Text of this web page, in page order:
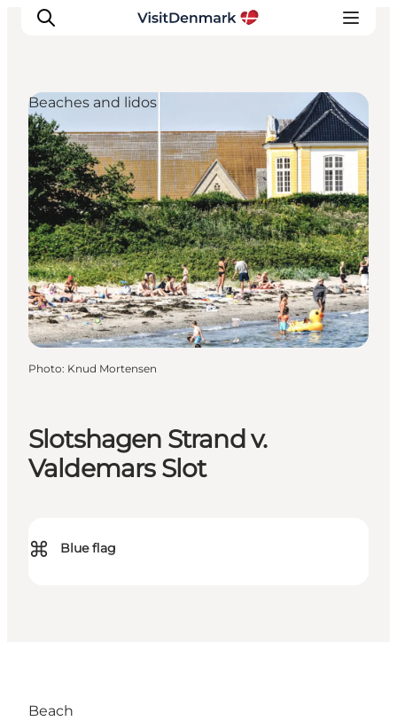
Inspirations
Destinations
Quoi faire
Hébergements
Planifiez votre voyage
Slotshagen Strand v.
Valdemars Slot
⌘ Blue flag
Beaches and lidos
Photo: Knud Mortensen
Beach